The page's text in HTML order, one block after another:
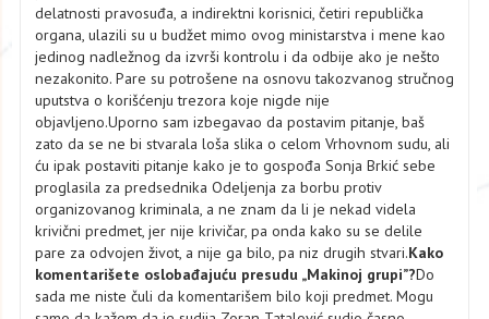
delatnosti pravosuđa, a indirektni korisnici, četiri republička
organa, ulazili su u budžet mimo ovog ministarstva i mene kao
jedinog nadležnog da izvrši kontrolu i da odbije ako je nešto
nezakonito. Pare su potrošene na osnovu takozvanog stručnog
uputstva o korišćenju trezora koje nigde nije
objavljeno.Uporno sam izbegavao da postavim pitanje, baš
zato da se ne bi stvarala loša slika o celom Vrhovnom sudu, ali
ću ipak postaviti pitanje kako je to gospođa Sonja Brkić sebe
proglasila za predsednika Odeljenja za borbu protiv
organizovanog kriminala, a ne znam da li je nekad videla
krivični predmet, jer nije krivičar, pa onda kako su se delile
pare za odvojen život, a nije ga bilo, pa niz drugih stvari.Kako
komentarišete oslobađajuću presudu „Makinoj grupi”?Do
sada me niste čuli da komentarišem bilo koji predmet. Mogu